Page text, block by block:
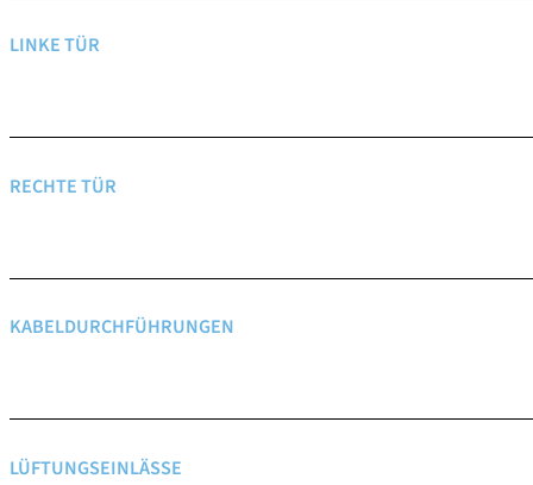
LINKE TÜR
RECHTE TÜR
KABELDURCHFÜHRUNGEN
LÜFTUNGSEINLÄSSE